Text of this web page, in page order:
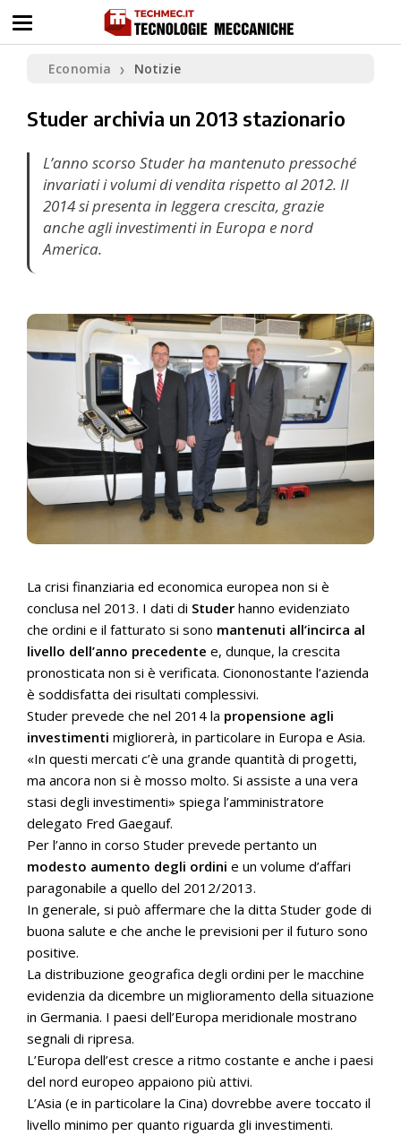
Economia ❯ Notizie
Studer archivia un 2013 stazionario
L’anno scorso Studer ha mantenuto pressoché
invariati i volumi di vendita rispetto al 2012. Il
2014 si presenta in leggera crescita, grazie
anche agli investimenti in Europa e nord
America.
La crisi finanziaria ed economica europea non si è
conclusa nel 2013. I dati di Studer hanno evidenziato
che ordini e il fatturato si sono mantenuti all’incirca al
livello dell’anno precedente e, dunque, la crescita
pronosticata non si è verificata. Ciononostante l’azienda
è soddisfatta dei risultati complessivi.
Studer prevede che nel 2014 la propensione agli
investimenti migliorerà, in particolare in Europa e Asia.
«In questi mercati c’è una grande quantità di progetti,
ma ancora non si è mosso molto. Si assiste a una vera
stasi degli investimenti» spiega l’amministratore
delegato Fred Gaegauf.
Per l’anno in corso Studer prevede pertanto un
modesto aumento degli ordini e un volume d’affari
paragonabile a quello del 2012/2013.
In generale, si può affermare che la ditta Studer gode di
buona salute e che anche le previsioni per il futuro sono
positive.
La distribuzione geografica degli ordini per le macchine
evidenzia da dicembre un miglioramento della situazione
in Germania. I paesi dell’Europa meridionale mostrano
segnali di ripresa.
L’Europa dell’est cresce a ritmo costante e anche i paesi
del nord europeo appaiono più attivi.
L’Asia (e in particolare la Cina) dovrebbe avere toccato il
livello minimo per quanto riguarda gli investimenti.